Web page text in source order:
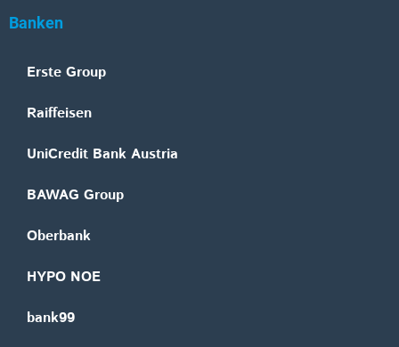
Banken
Erste Group
Raiffeisen
UniCredit Bank Austria
BAWAG Group
Oberbank
HYPO NOE
bank99